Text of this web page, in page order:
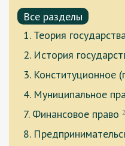
Все разделы
1. Теория
2. История
3. Конституционное
4. Муниципальное
7. Финансовое право 2
8.